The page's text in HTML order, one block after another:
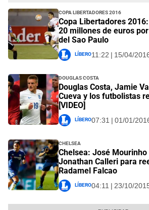
Copa Libertadores 2016
Copa Libertadores
20 millones de euros
del Sao Paulo
Líbero11:22 | 15/04/
Douglas Costa
Douglas Costa, Jamie
Cueva y los futbolistas
[VIDEO]
Líbero07:31 | 01/01/
Chelsea
Chelsea: José
Jonathan Calleri para
Radamel Falcao
Líbero04:11 | 23/10/